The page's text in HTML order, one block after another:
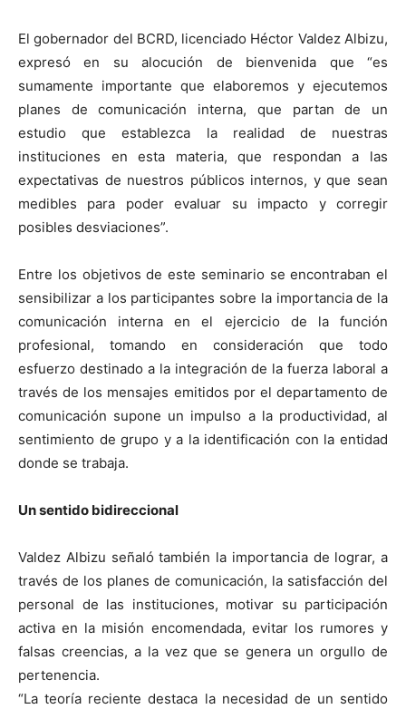
El gobernador del BCRD, licenciado Héctor Valdez Albizu,
expresó en su alocución de bienvenida que “es
sumamente importante que elaboremos y ejecutemos
planes de comunicación interna, que partan de un
estudio que establezca la realidad de nuestras
instituciones en esta materia, que respondan a las
expectativas de nuestros públicos internos, y que sean
medibles para poder evaluar su impacto y corregir
posibles desviaciones”.
Entre los objetivos de este seminario se encontraban el
sensibilizar a los participantes sobre la importancia de la
comunicación interna en el ejercicio de la función
profesional, tomando en consideración que todo
esfuerzo destinado a la integración de la fuerza laboral a
través de los mensajes emitidos por el departamento de
comunicación supone un impulso a la productividad, al
sentimiento de grupo y a la identificación con la entidad
donde se trabaja.
Un sentido bidireccional
Valdez Albizu señaló también la importancia de lograr, a
través de los planes de comunicación, la satisfacción del
personal de las instituciones, motivar su participación
activa en la misión encomendada, evitar los rumores y
falsas creencias, a la vez que se genera un orgullo de
pertenencia.
“La teoría reciente destaca la necesidad de un sentido